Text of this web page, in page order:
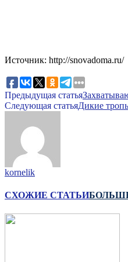
Источник: http://snovadoma.ru/
Предыдущая статья
Следующая статьяДикие
kornelik
СХОЖИЕ СТАТЬИ